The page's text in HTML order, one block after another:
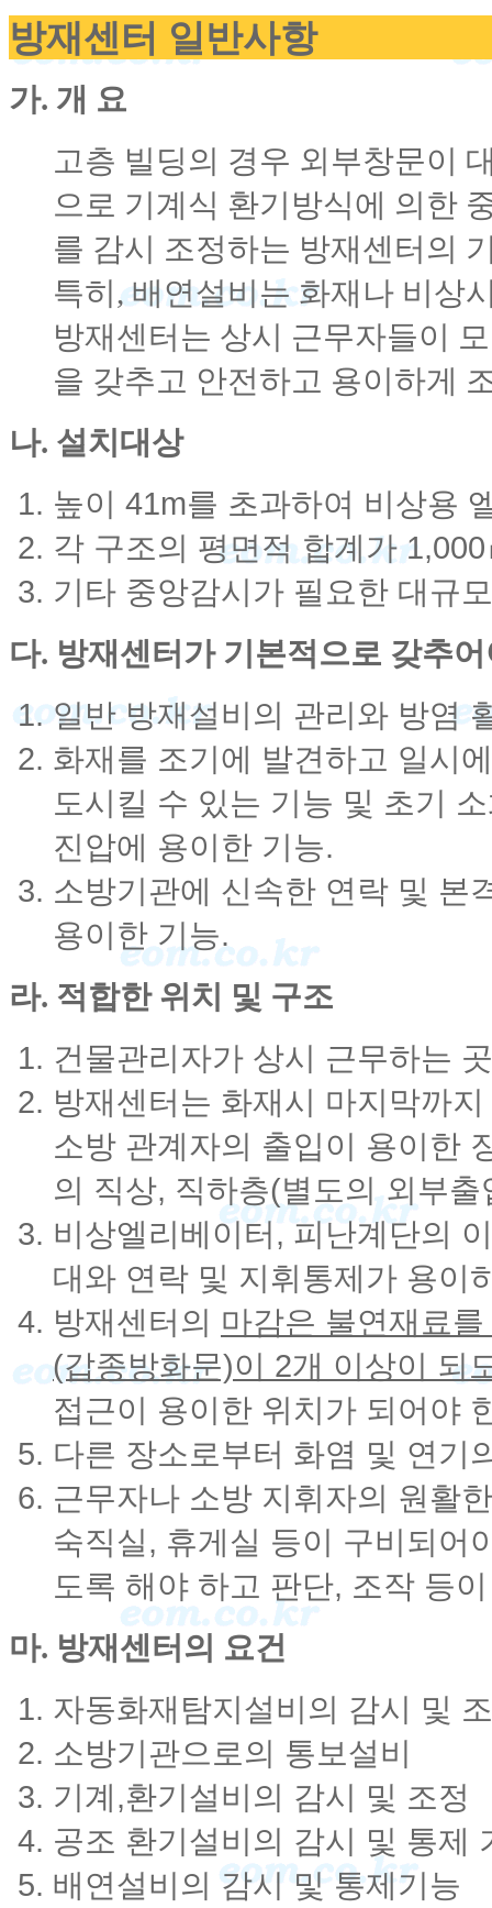
방재센터 일반사항
가. 개 요
고층 빌딩의 경우 외부창문이
으로 기계식 환기방식에 의한
를 감시 조정하는 방재센터의
특히, 배연설비는 화재나 비상
방재센터는 상시 근무자들이
을 갖추고 안전하고 용이하게
나. 설치대상
높이 41m를 초과하여 비상용
각 구조의 평면적 합계가
기타 중앙감시가 필요한 대규
다. 방재센터가 기본적으로 갖추
일반 방재설비의 관리와 방염
화재를 조기에 발견하고 일시
도시킬 수 있는 기능 및 초기
진압에 용이한 기능.
소방기관에 신속한 연락 및 본
용이한 기능.
라. 적합한 위치 및 구조
건물관리자가 상시 근무하는
방재센터는 화재시 마지막까
소방 관계자의 출입이 용이한
의 직상, 직하층(별도의 외부
비상엘리베이터, 피난계단의
대와 연락 및 지휘통제가 용이
방재센터의 마감은 불연재료
(갑종방화문)이 2개 이상이 되
접근이 용이한 위치가 되어야
다른 장소로부터 화염 및 연기
근무자나 소방 지휘자의 원활
숙직실, 휴게실 등이 구비되어
도록 해야 하고 판단, 조작 등
마. 방재센터의 요건
자동화재탐지설비의 감시 및
소방기관으로의 통보설비
기계,환기설비의 감시 및 조정
공조 환기설비의 감시 및 통제
배연설비의 감시 및 통제기능